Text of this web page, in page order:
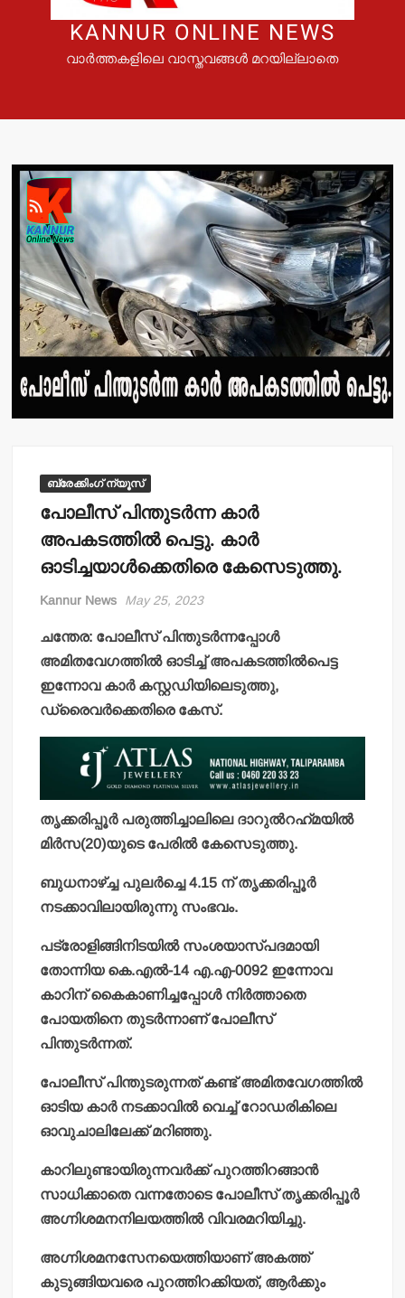
KANNUR ONLINE NEWS
വാർത്തകളിലെ വാസ്തവങ്ങൾ മറയില്ലാതെ
ബ്രേക്കിംഗ് ന്യൂസ്
പോലീസ് പിന്തുടര്‍ന്ന കാര്‍
അപകടത്തില്‍ പെട്ടു. കാര്‍
ഓടിച്ചയാള്‍ക്കെതിരെ കേസെടുത്തു.
Kannur News May 25, 2023
ചന്തേര: പോലീസ് പിന്തുടര്‍ന്നപ്പോള്‍
അമിതവേഗത്തില്‍ ഓടിച്ച് അപകടത്തില്‍പെട്ട
ഇന്നോവ കാര്‍ കസ്റ്റഡിയിലെടുത്തു,
ഡ്രൈവര്‍ക്കെതിരെ കേസ്.
തൃക്കരിപ്പൂര്‍ പരുത്തിച്ചാലിലെ ദാറുല്‍റഹ്‌മയില്‍
മിര്‍സ(20)യുടെ പേരില്‍ കേസെടുത്തു.
ബുധനാഴ്ച്ച പുലര്‍ച്ചെ 4.15 ന് തൃക്കരിപ്പൂര്‍
നടക്കാവിലായിരുന്നു സംഭവം.
പട്രോളിങ്ങിനിടയില്‍ സംശയാസ്പദമായി
തോന്നിയ കെ.എല്‍-14 എ.എ-0092 ഇന്നോവ
കാറിന് കൈകാണിച്ചപ്പോള്‍ നിര്‍ത്താതെ
പോയതിനെ തുടര്‍ന്നാണ് പോലീസ്
പിന്തുടര്‍ന്നത്.
പോലീസ് പിന്തുടരുന്നത് കണ്ട് അമിതവേഗത്തില്‍
ഓടിയ കാര്‍ നടക്കാവില്‍ വെച്ച് റോഡരികിലെ
ഓവുചാലിലേക്ക് മറിഞ്ഞു.
കാറിലുണ്ടായിരുന്നവര്‍ക്ക് പുറത്തിറങ്ങാന്‍
സാധിക്കാതെ വന്നതോടെ പോലീസ് തൃക്കരിപ്പൂര്‍
അഗ്നിശമനനിലയത്തില്‍ വിവരമറിയിച്ചു.
അഗ്നിശമനസേനയെത്തിയാണ് അകത്ത്
കുടുങ്ങിയവരെ പുറത്തിറക്കിയത്, ആര്‍ക്കും